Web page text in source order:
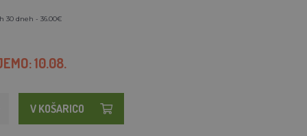
30 dneh - 36.00€
10.08.
V KOŠARICO